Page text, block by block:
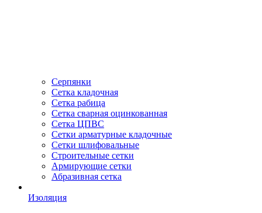
Серпянки
Сетка кладочная
Сетка рабица
Сетка сварная оцинкованная
Сетка ЦПВС
Сетки арматурные кладочные
Сетки шлифовальные
Строительные сетки
Армирующие сетки
Абразивная сетка
Изоляция